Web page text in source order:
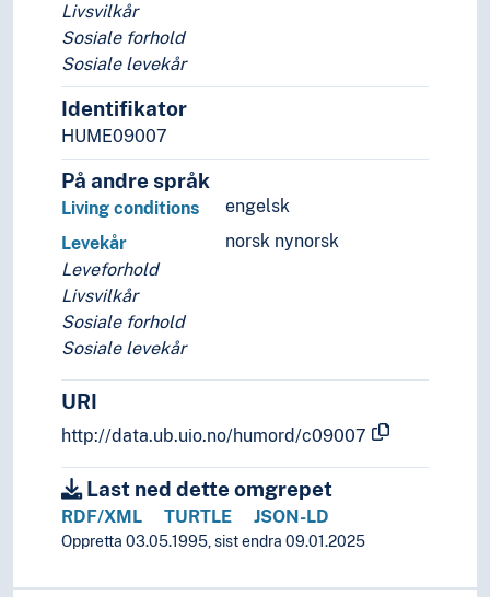
Livsvilkår
Sosiale forhold
Sosiale levekår
Identifikator
HUME09007
På andre språk
engelsk
Living conditions
norsk nynorsk
Levekår
Leveforhold
Livsvilkår
Sosiale forhold
Sosiale levekår
URI
http://data.ub.uio.no/humord/c09007
Last ned dette omgrepet
RDF/XML TURTLE JSON-LD
Oppretta 03.05.1995, sist endra 09.01.2025